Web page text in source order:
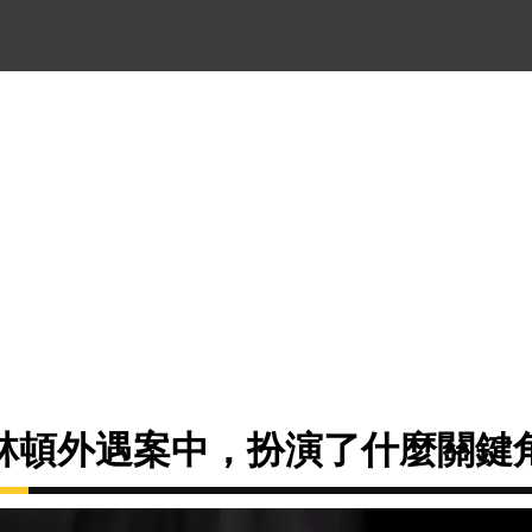
頓外遇案中，扮演了什麼關鍵